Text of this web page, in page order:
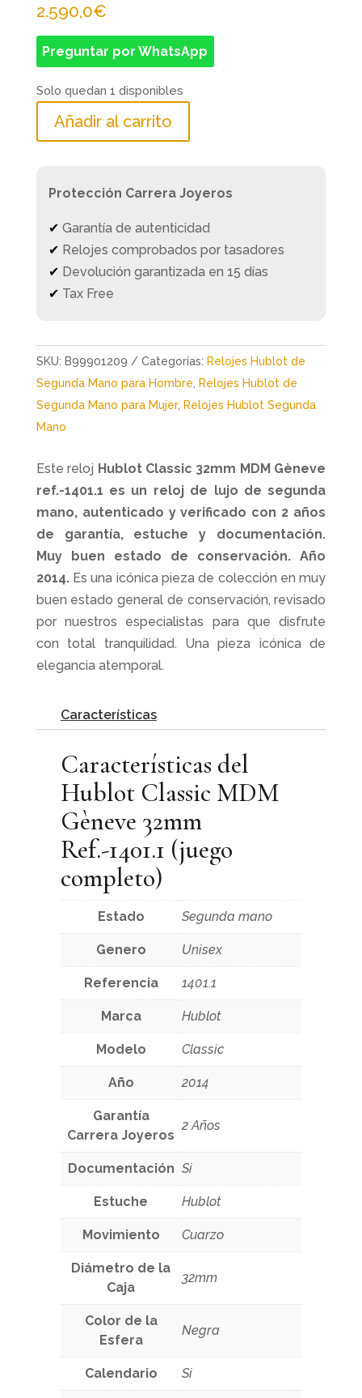
2.590,0€
Preguntar por WhatsApp
Solo quedan 1 disponibles
Añadir al carrito
Protección Carrera Joyeros
✔ Garantía de autenticidad
✔ Relojes comprobados por tasadores
✔ Devolución garantizada en 15 días
✔ Tax Free
SKU: B99901209 Categorías: Relojes Hublot de
Segunda Mano para Hombre
Relojes Hublot de
Segunda Mano para Mujer, Relojes Hublot Segunda
Mano
Este reloj Hublot Classic 32mm MDM Gèneve
ref.-1401.1 es un reloj de lujo de segunda
mano, autenticado y verificado con 2 años
de garantía, estuche y documentación.
Muy buen estado de conservación. Año
2014.Es una icónica pieza de colección en muy
buen estado general de conservación, revisado
por nuestros especialistas para que disfrute
con total tranquilidad. Una pieza icónica de
elegancia atemporal.
Características
Características del
Hublot Classic MDM
Gèneve 32mm
Ref.-1401.1 (juego
completo)
Estado Segunda mano
Genero Unisex
Referencia 1401.1
Marca Hublot
Modelo Classic
Año 2014
Garantía
Carrera Joyeros
2 Años
Documentación Si
Estuche Hublot
Movimiento Cuarzo
Diámetro de la
Caja
32mm
Color de la
Esfera
Negra
Calendario Si